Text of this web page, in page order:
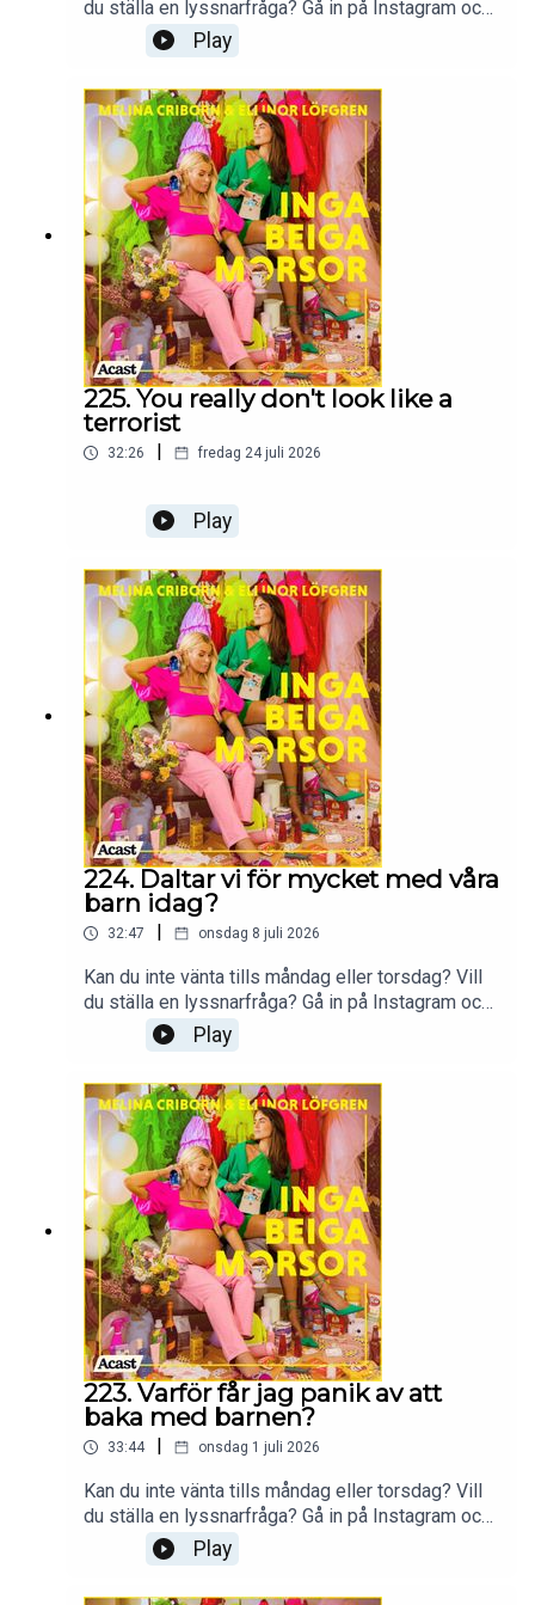
du ställa en lyssnarfråga? Gå in på Instagram och
följ Ellinor och Melina
på:@melina.criborn@ellinorlofgrenProduceras av
More Than Words
Play
225. You really don't look like a
terrorist
32:26 fredag 24 juli 2026
Play
224. Daltar vi för mycket med våra
barn idag?
32:47 onsdag 8 juli 2026
Kan du inte vänta tills måndag eller torsdag? Vill
du ställa en lyssnarfråga? Gå in på Instagram och
följ Ellinor och Melina
på:@melina.criborn@ellinorlofgrenProduceras av
More Than Words
Play
223. Varför får jag panik av att
baka med barnen?
33:44 onsdag 1 juli 2026
Kan du inte vänta tills måndag eller torsdag? Vill
du ställa en lyssnarfråga? Gå in på Instagram och
följ Ellinor och Melina
på:@melina.criborn@ellinorlofgrenProduceras av
More Than Words
Play